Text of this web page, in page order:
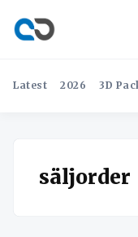
Latest 2026 3D
säljorder